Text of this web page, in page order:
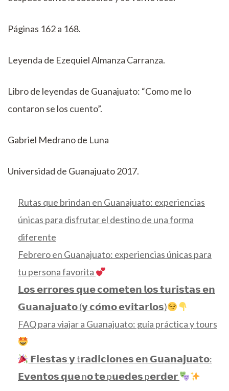
Páginas 162 a 168.
Leyenda de Ezequiel Almanza Carranza.
Libro de leyendas de Guanajuato: “Como me lo
contaron se los cuento”.
Gabriel Medrano de Luna
Universidad de Guanajuato 2017.
Rutas que brindan en Guanajuato: experiencias
únicas para disfrutar el destino de una forma
diferente
Febrero en Guanajuato: experiencias únicas para
tu persona favorita
𝗟𝗼𝘀 𝗲𝗿𝗿𝗼𝗿𝗲𝘀 𝗾𝘂𝗲 𝗰𝗼𝗺𝗲𝘁𝗲𝗻 𝗹𝗼𝘀 𝘁𝘂𝗿𝗶𝘀𝘁𝗮𝘀 𝗲𝗻
𝗚𝘂𝗮𝗻𝗮𝗷𝘂𝗮𝘁𝗼 (𝘆 𝗰𝗼́𝗺𝗼 𝗲𝘃𝗶𝘁𝗮𝗿𝗹𝗼𝘀)
FAQ para viajar a Guanajuato: guía práctica y tours
𝗙𝗶𝗲𝘀𝘁𝗮𝘀 𝘆 t𝗿𝗮𝗱𝗶𝗰𝗶𝗼𝗻𝗲𝘀 𝗲𝗻 𝗚𝘂𝗮𝗻𝗮𝗷𝘂𝗮𝘁𝗼:
𝗘𝘃𝗲𝗻𝘁𝗼𝘀 𝗾𝘂𝗲 n𝗼 𝘁𝗲 p𝘂𝗲𝗱𝗲𝘀 p𝗲𝗿𝗱𝗲𝗿